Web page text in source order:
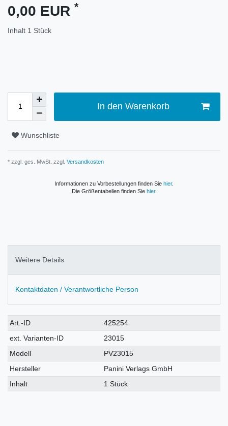
0,00 EUR *
Inhalt 1 Stück
In den Warenkorb
Wunschliste
* zzgl. ges. MwSt. zzgl. Versandkosten
Informationen zu Vorbestellungen finden Sie hier.
Die Größentabellen finden Sie hier.
Weitere Details
Kontaktdaten / Verantwortliche Person
Technisches
Merkmal
Wert
Art.-ID
425254
ext. Varianten-ID
23015
Modell
PV23015
Hersteller
Panini Verlags GmbH
Inhalt
1 Stück